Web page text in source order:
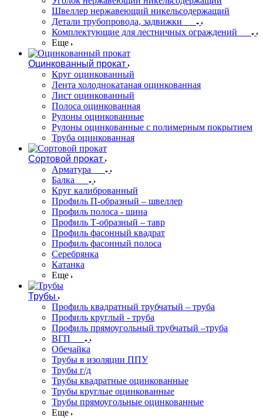
Швеллер нержавеющий никельсодержащий
Детали трубопровода, задвижки
Комплектующие для лестничных ограждений
Еще
Оцинкованный прокат
Круг оцинкованный
Лента холоднокатаная оцинкованная
Лист оцинкованный
Полоса оцинкованная
Рулоны оцинкованные
Рулоны оцинкованные с полимерным покрытием
Труба оцинкованная
Сортовой прокат
Арматура
Балка
Круг калиброванный
Профиль П-образный – швеллер
Профиль полоса - шина
Профиль Т-образный – тавр
Профиль фасонный квадрат
Профиль фасонный полоса
Серебрянка
Катанка
Еще
Трубы
Профиль квадратный трубчатый – труба
Профиль круглый - труба
Профиль прямоугольный трубчатый –труба
ВГП
Обечайка
Трубы в изоляции ППУ
Трубы г/д
Трубы квадратные оцинкованные
Трубы круглые оцинкованные
Трубы прямоугольные оцинкованные
Еще